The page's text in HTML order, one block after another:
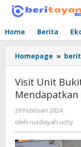
Lewati
Home Berita
Homepage »
Visit Unit
Mendapatkan
29 Februari 2024
uchy
oleh rusdayah uchy